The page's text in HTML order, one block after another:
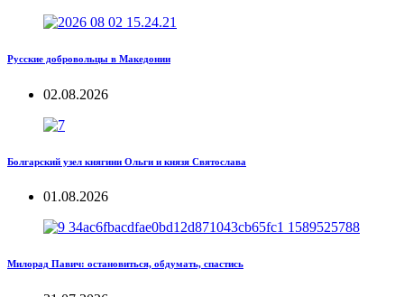
Русские добровольцы в Македонии
02.08.2026
Болгарский узел княгини Ольги и князя Святослава
01.08.2026
Милорад Павич: остановиться, обдумать, спастись